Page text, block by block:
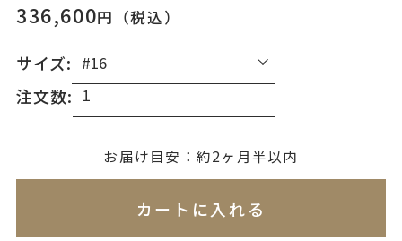
336,600円（税込）
サイズ:
注文数:
(刻印について)※必ず選択ください
お届け目安：約2ヶ月半以内
カートに入れる